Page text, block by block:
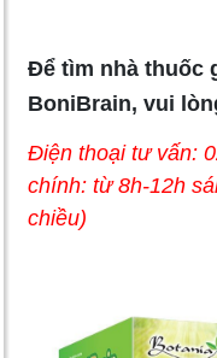
Để tìm nhà thuốc
BoniBrain, vui
Điện thoại tư vấn:
chính: từ 8h-12h
chiều)